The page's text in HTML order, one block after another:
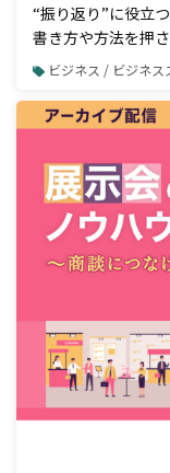
“振り返り”に役立
書き方や方法を押
ビジネス / ビジネス